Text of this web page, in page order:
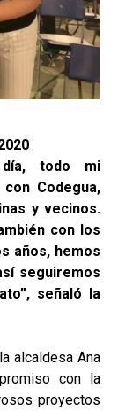
todo mi
Codegua,
y vecinos.
con los
años, hemos
seguiremos
señaló la
alcaldesa Ana
con la
proyectos